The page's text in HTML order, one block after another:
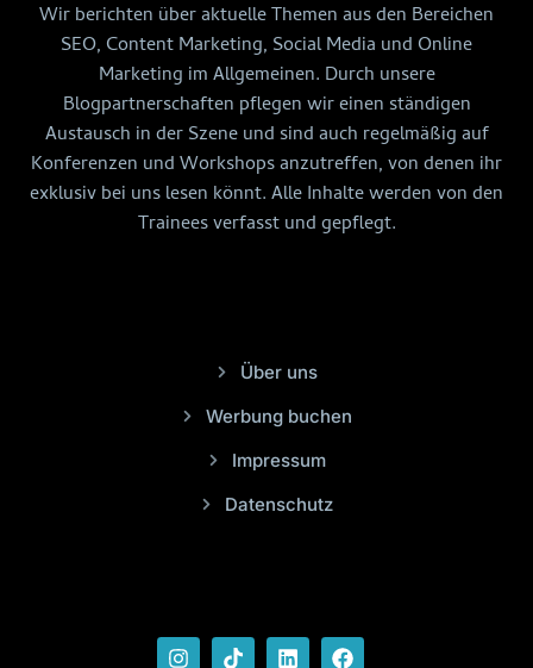
Wir berichten über aktuelle Themen aus den Bereichen
SEO, Content Marketing, Social Media und Online
Marketing im Allgemeinen. Durch unsere
Blogpartnerschaften pflegen wir einen ständigen
Austausch in der Szene und sind auch regelmäßig auf
Konferenzen und Workshops anzutreffen, von denen ihr
exklusiv bei uns lesen könnt. Alle Inhalte werden von den
Trainees verfasst und gepflegt.
Über uns
Werbung buchen
Impressum
Datenschutz